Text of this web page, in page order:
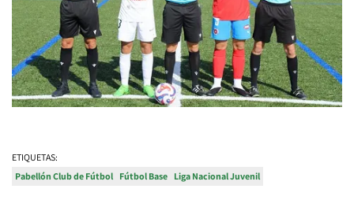
ETIQUETAS:
Pabellón Club de Fútbol Fútbol Base Liga Nacional Juvenil